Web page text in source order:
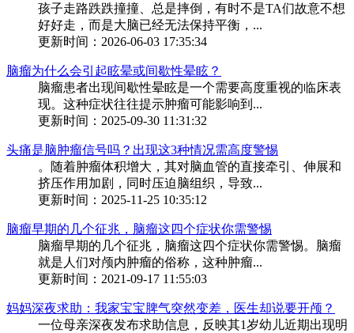
孩子走路跌跌撞撞、总是摔倒，有时不是TA们故意不想
好好走，而是大脑已经无法保持平衡，...
更新时间：2026-06-03 17:35:34
脑瘤为什么会引起眩晕或间歇性晕眩？
脑瘤患者出现间歇性晕眩是一个需要高度重视的临床表
现。这种症状往往提示肿瘤可能影响到...
更新时间：2025-09-30 11:31:32
头痛是脑肿瘤信号吗？出现这3种情况需高度警惕
。随着肿瘤体积增大，其对脑血管的直接牵引、伸展和
挤压作用加剧，同时压迫脑组织，导致...
更新时间：2025-11-25 10:35:12
脑瘤早期的几个征兆，脑瘤这四个症状你需警惕
脑瘤早期的几个征兆，脑瘤这四个症状你需警惕。脑瘤
就是人们对颅内肿瘤的俗称，这种肿瘤...
更新时间：2021-09-17 11:55:03
妈妈深夜求助：我家宝宝脾气突然变差，医生却说要开颅？
一位母亲深夜发布求助信息，反映其1岁幼儿近期出现明